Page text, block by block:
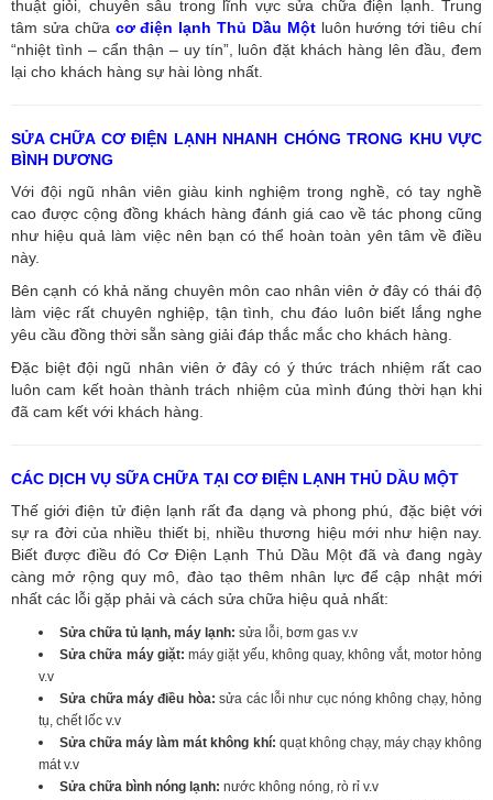
thuật giỏi, chuyên sâu trong lĩnh vực sửa chữa điện lạnh. Trung
tâm sửa chữa cơ điện lạnh Thủ Dầu Mộtluôn hướng tới tiêu chí
“nhiệt tình – cẩn thận – uy tín”, luôn đặt khách hàng lên đầu, đem
lại cho khách hàng sự hài lòng nhất.
SỬA CHỮA CƠ ĐIỆN LẠNH NHANH CHÓNG TRONG KHU VỰC
BÌNH DƯƠNG
Với đội ngũ nhân viên giàu kinh nghiệm trong nghề, có tay nghề
cao được cộng đồng khách hàng đánh giá cao về tác phong cũng
như hiệu quả làm việc nên bạn có thể hoàn toàn yên tâm về điều
này.
Bên cạnh có khả năng chuyên môn cao nhân viên ở đây có thái độ
làm việc rất chuyên nghiệp, tận tình, chu đáo luôn biết lắng nghe
yêu cầu đồng thời sẵn sàng giải đáp thắc mắc cho khách hàng.
Đặc biệt đội ngũ nhân viên ở đây có ý thức trách nhiệm rất cao
luôn cam kết hoàn thành trách nhiệm của mình đúng thời hạn khi
đã cam kết với khách hàng.
CÁC DỊCH VỤ SỮA CHỮA TẠI CƠ ĐIỆN LẠNH THỦ DẦU MỘT
Thế giới điện tử điện lạnh rất đa dạng và phong phú, đặc biệt với
sự ra đời của nhiều thiết bị, nhiều thương hiệu mới như hiện nay.
Biết được điều đó Cơ Điện Lạnh Thủ Dầu Một đã và đang ngày
càng mở rộng quy mô, đào tạo thêm nhân lực để cập nhật mới
nhất các lỗi gặp phải và cách sửa chữa hiệu quả nhất:
Sửa chữa tủ lạnh, máy lạnh: sửa lỗi, bơm gas v.v
Sửa chữa máy giặt:máy giặt yếu, không quay, không vắt, motor hỏng
v.v
Sửa chữa máy điều hòa: sửa các lỗi như cục nóng không chạy, hỏng
tụ, chết lốc v.v
Sửa chữa máy làm mát không khí: quạt không chạy, máy chạy không
mát v.v
Sửa chữa bình nóng lạnh: nước không nóng, rò rỉ v.v